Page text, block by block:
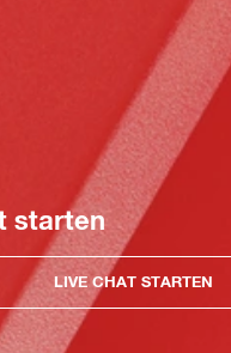
starten
LIVE CHAT STARTEN